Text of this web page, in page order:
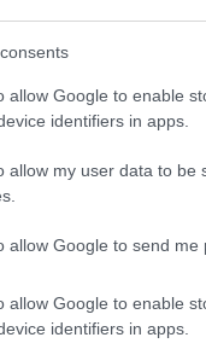
allow Google to enable
identifiers in apps.
allow my user data to be
allow Google to send me
allow Google to enable
identifiers in apps.
List του Safari
άρθρα που
και χωρίς τη
download. Για
του share στο
to Reading List.